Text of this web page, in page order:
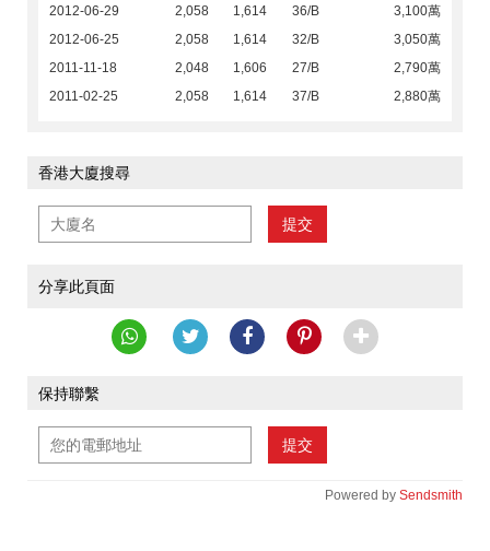
2012-06-29
2,058 1,614 36/B
3,100萬
2012-06-25
2,058 1,614 32/B
3,050萬
2011-11-18
2,048 1,606 27/B
2,790萬
2011-02-25
2,058 1,614 37/B 2,880萬
香港大廈搜尋
提交
分享此頁面
保持聯繫
提交
Powered by Sendsmith